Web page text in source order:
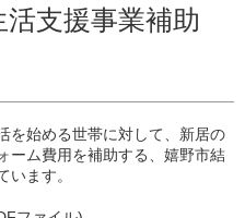
支援事業補助
を始める世帯に対して、新居の
ーム費用を補助する、嬉野市結
います。